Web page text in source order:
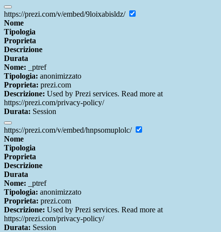
https://prezi.com/v/embed/9loixabisldz/
Nome
Tipologia
Proprieta
Descrizione
Durata
Nome: _ptref
Tipologia: anonimizzato
Proprieta: prezi.com
Descrizione: Used by Prezi services. Read more at
https://prezi.com/privacy-policy/
Durata: Session
https://prezi.com/v/embed/hnpsomuplolc/
Nome
Tipologia
Proprieta
Descrizione
Durata
Nome: _ptref
Tipologia: anonimizzato
Proprieta: prezi.com
Descrizione: Used by Prezi services. Read more at
https://prezi.com/privacy-policy/
Durata: Session